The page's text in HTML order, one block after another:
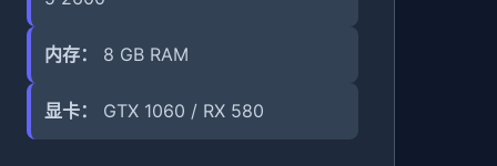
内存： 8 GB RAM
显卡： GTX 1060 / RX 580